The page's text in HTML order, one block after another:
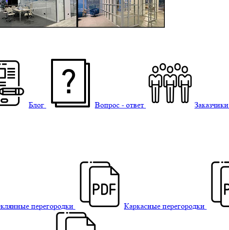
Блог Вопрос - ответ Заказчики
перегородки Каркасные перегородки